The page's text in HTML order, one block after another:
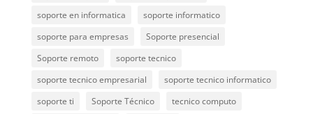
soporte en informatica
soporte informatico
soporte para empresas
Soporte presencial
Soporte remoto
soporte tecnico
soporte tecnico empresarial
soporte tecnico informatico
soporte ti
Soporte Técnico
tecnico computo